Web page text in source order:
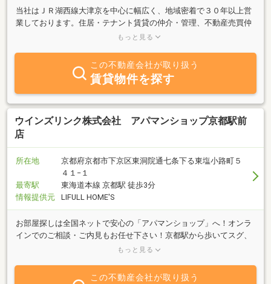
当社はＪＲ湖西線大津京を中心に幅広く、地域密着で３０年以上営
業しております。住居・テナント賃貸の仲介・管理、不動産売買仲
介、駐車場管理と幅広く営業しております。不動産のことならなん
もっと見る
この不動産会社が取り扱う
賃貸物件を探す
ウインズリンク株式会社 アパマンショップ京都駅前
店
所在地
京都府京都市下京区東洞院通七条下る東塩小路町５
４１−１
最寄駅
東海道本線 京都駅 徒歩3分
情報提供元
LIFULL HOME'S
お部屋探しは全国ネットで安心の「アパマンショップ」へ！オンラ
インでのご相談・ご内見もお任せ下さい！京都駅から歩いてスグ、
他府県からお越しのお客様、地理に自信の無い方は京都タワーまで
もっと見る
この不動産会社が取り扱う